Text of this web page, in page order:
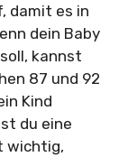
damit es in
dein Baby
kannst
87 und 92
Kind
du eine
wichtig,